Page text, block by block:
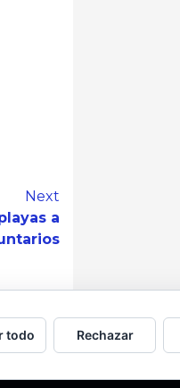
Next
a
todo Rechazar